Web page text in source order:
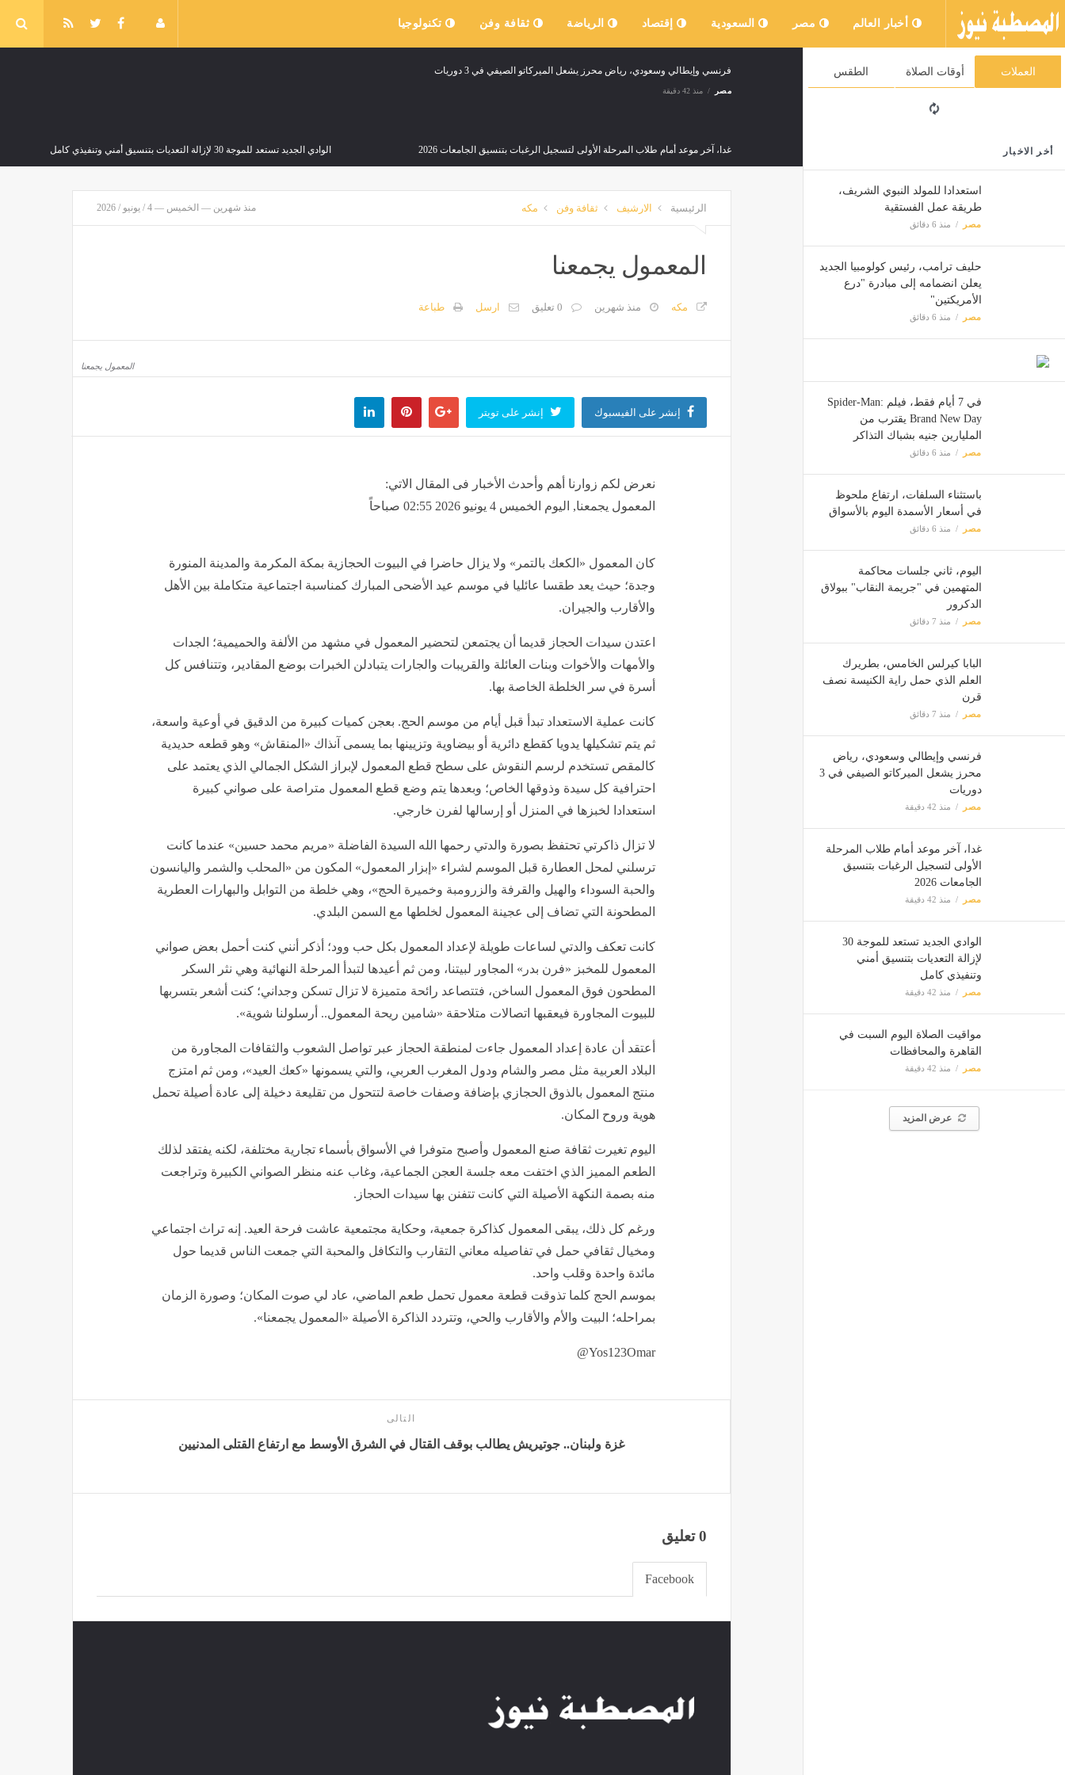
أخبار العالم مصر السعودية إقتصاد الرياضة ثقافة وفن تكنولوجيا
العملات أوقات الصلاة الطقس
أخر الاخبار
استعدادا للمولد النبوي الشريف،
طريقة عمل الفستقية
مصر منذ 6 دقائق
حليف ترامب، رئيس كولومبيا الجديد
يعلن انضمامه إلى مبادرة "درع
الأمريكتين"
مصر منذ 6 دقائق
في 7 أيام فقط، فيلم Spider-Man:
Brand New Day يقترب من
المليارين جنيه بشباك التذاكر
مصر منذ 6 دقائق
باستثناء السلفات، ارتفاع ملحوظ
في أسعار الأسمدة اليوم بالأسواق
مصر منذ 6 دقائق
اليوم، ثاني جلسات محاكمة
المتهمين في "جريمة النقاب" ببولاق
الدكرور
مصر منذ 7 دقائق
البابا كيرلس الخامس، بطريرك
العلم الذي حمل راية الكنيسة نصف
قرن
مصر منذ 7 دقائق
فرنسي وإيطالي وسعودي، رياض
محرز يشعل الميركاتو الصيفي في 3
دوريات
مصر منذ 42 دقيقة
غدا، آخر موعد أمام طلاب المرحلة
الأولى لتسجيل الرغبات بتنسيق
الجامعات 2026
مصر منذ 42 دقيقة
الوادي الجديد تستعد للموجة 30
لإزالة التعديات بتنسيق أمني
وتنفيذي كامل
مصر منذ 42 دقيقة
مواقيت الصلاة اليوم السبت في
القاهرة والمحافظات
مصر منذ 42 دقيقة
عرض المزيد
فرنسي وإيطالي وسعودي، رياض محرز يشعل الميركاتو الصيفي في 3 دوريات
مصر منذ 42 دقيقة
غدا، آخر موعد أمام طلاب المرحلة الأولى لتسجيل الرغبات بتنسيق الجامعات 2026 الوادي الجديد تستعد للموجة 30 لإزالة التعديات بتنسيق أمني وتنفيذي كامل
مواقيت الصلاة اليوم السبت في القاهرة والمحافظات
منذ 42 دقيقة
"مياه القاهرة" تعلن عودة الخدمة إلى حلوان بعد صيانة وتغيير المحابس بمحطة التبين
6 حالات تمنعك من تناول حقن المونجارو شيرين تغني مع محمود الليثي "عم المجال كله" بحفلها في الساحل الشمالي (فيديو وصور)
الرئيسية الارشيف ثقافة وفن مكه منذ شهرين — الخميس — 4 / يونيو / 2026
المعمول يجمعنا
مكه منذ شهرين 0 تعليق ارسل طباعة
المعمول يجمعنا
إنشر على الفيسبوك إنشر على تويتر
نعرض لكم زوارنا أهم وأحدث الأخبار فى المقال الاتي:
المعمول يجمعنا, اليوم الخميس 4 يونيو 2026 02:55 صباحاً
كان المعمول «الكعك بالتمر» ولا يزال حاضرا في البيوت الحجازية بمكة المكرمة والمدينة المنورة
وجدة؛ حيث يعد طقسا عائليا في موسم عيد الأضحى المبارك كمناسبة اجتماعية متكاملة بين الأهل
والأقارب والجيران.
اعتدن سيدات الحجاز قديما أن يجتمعن لتحضير المعمول في مشهد من الألفة والحميمية؛ الجدات
والأمهات والأخوات وبنات العائلة والقريبات والجارات يتبادلن الخبرات بوضع المقادير، وتتنافس كل
أسرة في سر الخلطة الخاصة بها.
كانت عملية الاستعداد تبدأ قبل أيام من موسم الحج. بعجن كميات كبيرة من الدقيق في أوعية واسعة،
ثم يتم تشكيلها يدويا كقطع دائرية أو بيضاوية وتزيينها بما يسمى آنذاك «المنقاش» وهو قطعه حديدية
كالمقص تستخدم لرسم النقوش على سطح قطع المعمول لإبراز الشكل الجمالي الذي يعتمد على
احترافية كل سيدة وذوقها الخاص؛ وبعدها يتم وضع قطع المعمول متراصة على صواني كبيرة
استعدادا لخبزها في المنزل أو إرسالها لفرن خارجي.
لا تزال ذاكرتي تحتفظ بصورة والدتي رحمها الله السيدة الفاضلة «مريم محمد حسين» عندما كانت
ترسلني لمحل العطارة قبل الموسم لشراء «إبزار المعمول» المكون من «المحلب والشمر واليانسون
والحبة السوداء والهيل والقرفة والزرومبة وخميرة الحج»، وهي خلطة من التوابل والبهارات العطرية
المطحونة التي تضاف إلى عجينة المعمول لخلطها مع السمن البلدي.
كانت تعكف والدتي لساعات طويلة لإعداد المعمول بكل حب وود؛ أذكر أنني كنت أحمل بعض صواني
المعمول للمخبز «فرن بدر» المجاور لبيتنا، ومن ثم أعيدها لتبدأ المرحلة النهائية وهي نثر السكر
المطحون فوق المعمول الساخن، فتتصاعد رائحة متميزة لا تزال تسكن وجداني؛ كنت أشعر بتسربها
للبيوت المجاورة فيعقبها اتصالات متلاحقة «شامين ريحة المعمول.. أرسلولنا شوية».
أعتقد أن عادة إعداد المعمول جاءت لمنطقة الحجاز عبر تواصل الشعوب والثقافات المجاورة من
البلاد العربية مثل مصر والشام ودول المغرب العربي، والتي يسمونها «كعك العيد»، ومن ثم امتزج
منتج المعمول بالذوق الحجازي بإضافة وصفات خاصة لتتحول من تقليعة دخيلة إلى عادة أصيلة تحمل
هوية وروح المكان.
اليوم تغيرت ثقافة صنع المعمول وأصبح متوفرا في الأسواق بأسماء تجارية مختلفة، لكنه يفتقد لذلك
الطعم المميز الذي اختفت معه جلسة العجن الجماعية، وغاب عنه منظر الصواني الكبيرة وتراجعت
منه بصمة النكهة الأصيلة التي كانت تتفنن بها سيدات الحجاز.
ورغم كل ذلك، يبقى المعمول كذاكرة جمعية، وحكاية مجتمعية عاشت فرحة العيد. إنه تراث اجتماعي
ومخيال ثقافي حمل في تفاصيله معاني التقارب والتكافل والمحبة التي جمعت الناس قديما حول
مائدة واحدة وقلب واحد.
بموسم الحج كلما تذوقت قطعة معمول تحمل طعم الماضي، عاد لي صوت المكان؛ وصورة الزمان
بمراحله؛ البيت والأم والأقارب والحي، وتتردد الذاكرة الأصيلة «المعمول يجمعنا».
Yos123Omar@
التالى
غزة ولبنان.. جوتيريش يطالب بوقف القتال في الشرق الأوسط مع ارتفاع القتلى المدنيين
0 تعليق
Facebook